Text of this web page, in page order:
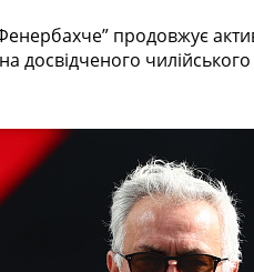
Світу
Ліга
Ліга
Ліга
>>>
Світу. Турнирні таблиці
продовжує
досвідченого